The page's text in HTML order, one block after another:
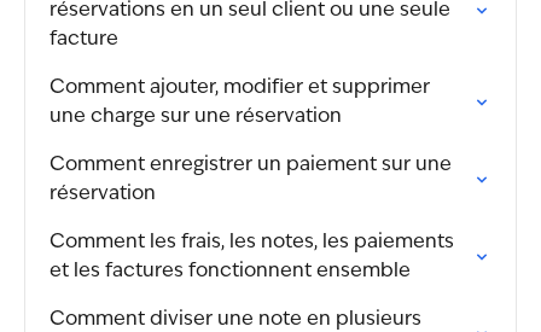
réservations en un seul client ou une seule
facture
Comment ajouter, modifier et supprimer
une charge sur une réservation
Comment enregistrer un paiement sur une
réservation
Comment les frais, les notes, les paiements
et les factures fonctionnent ensemble
Comment diviser une note en plusieurs